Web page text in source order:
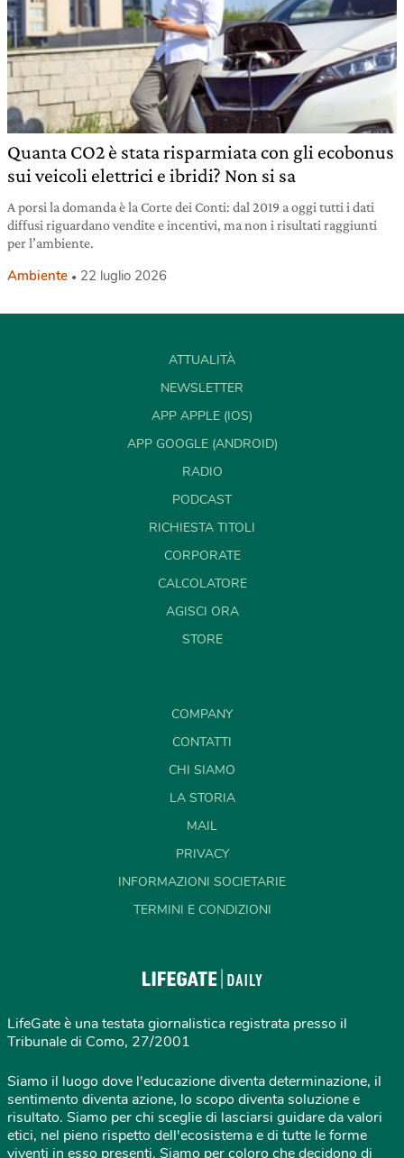
Quanta CO2 è stata risparmiata con gli ecobonus
sui veicoli elettrici e ibridi? Non si sa
A porsi la domanda è la Corte dei Conti: dal 2019 a oggi tutti i dati
diffusi riguardano vendite e incentivi, ma non i risultati raggiunti
per l’ambiente.
Ambiente 22 luglio 2026
ATTUALITÀ
NEWSLETTER
APP APPLE (IOS)
APP GOOGLE (ANDROID)
RADIO
PODCAST
RICHIESTA TITOLI
CORPORATE
CALCOLATORE
AGISCI ORA
STORE
COMPANY
CONTATTI
CHI SIAMO
LA STORIA
MAIL
PRIVACY
INFORMAZIONI SOCIETARIE
TERMINI E CONDIZIONI
LifeGate è una testata giornalistica registrata presso il
Tribunale di Como, 27/2001
Siamo il luogo dove l'educazione diventa determinazione, il
sentimento diventa azione, lo scopo diventa soluzione e
risultato. Siamo per chi sceglie di lasciarsi guidare da valori
etici, nel pieno rispetto dell'ecosistema e di tutte le forme
viventi in esso presenti. Siamo per coloro che decidono di